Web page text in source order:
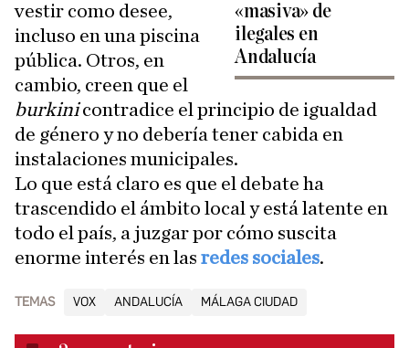
«masiva» de
ilegales en
Andalucía
vestir como desee,
incluso en una piscina
pública. Otros, en
cambio, creen que el
burkinicontradice el principio de igualdad
de género y no debería tener cabida en
instalaciones municipales.
Lo que está claro es que el debate ha
trascendido el ámbito local y está latente en
todo el país, a juzgar por cómo suscita
enorme interés en las redes sociales.
TEMAS VOX ANDALUCÍA MÁLAGA CIUDAD